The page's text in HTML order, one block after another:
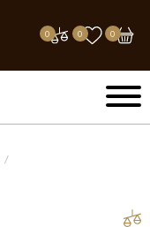
0 0 0
/